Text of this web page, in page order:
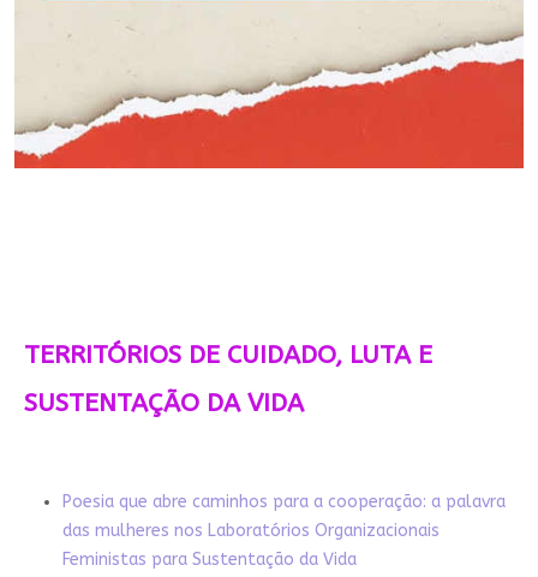
TERRITÓRIOS DE CUIDADO, LUTA E
SUSTENTAÇÃO DA VIDA
Poesia que abre caminhos para a cooperação: a palavra
das mulheres nos Laboratórios Organizacionais
Feministas para Sustentação da Vida